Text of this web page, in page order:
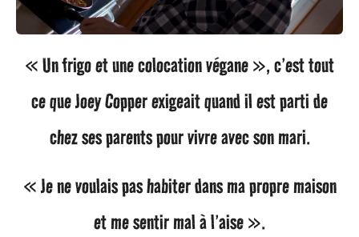
« Un frigo et une colocation végane », c’est tout
ce que Joey Copper exigeait quand il est parti de
chez ses parents pour vivre avec son mari.
« Je ne voulais pas habiter dans ma propre maison
et me sentir mal à l’aise ».